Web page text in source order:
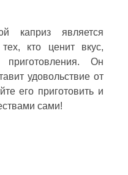
каприз является
кто ценит вкус,
приготовления. Он
удовольствие от
его приготовить и
сами!